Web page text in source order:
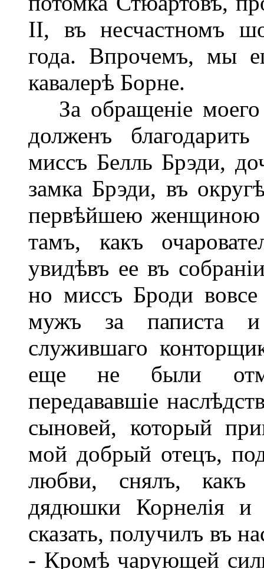
II, въ несчастномъ
года. Впрочемъ, мы
кавалерѣ Борне.
За обращеніе моего
долженъ
миссъ Белль Брэди,
замка Брэди, въ
первѣйшею женщиною
тамъ, какъ
увидѣвъ ее въ
но миссъ Броди
мужъ за паписта
служившаго
еще не были
передававшіе
сыновей, который
мой добрый отецъ,
любви, снялъ, какъ
дядюшки Корнелія и
сказать, получилъ въ
- Кромѣ чарующей